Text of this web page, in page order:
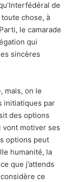
de
chose, à
le camarade
qui
sincères
mais, on le
initiatiques par
des options
vont motiver ses
options peut
humanité, la
que j’attends
ce